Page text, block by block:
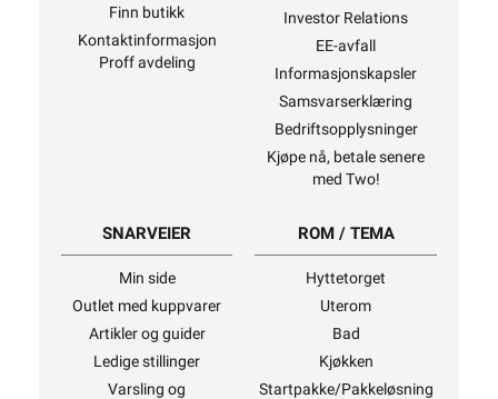
Finn butikk
Kontaktinformasjon
Proff avdeling
Investor Relations
EE-avfall
Informasjonskapsler
Samsvarserklæring
Bedriftsopplysninger
Kjøpe nå, betale senere
med Two!
SNARVEIER
Min side
Outlet med kuppvarer
Artikler og guider
Ledige stillinger
Varsling og
ROM / TEMA
Hyttetorget
Uterom
Bad
Kjøkken
Startpakke/Pakkeløsning